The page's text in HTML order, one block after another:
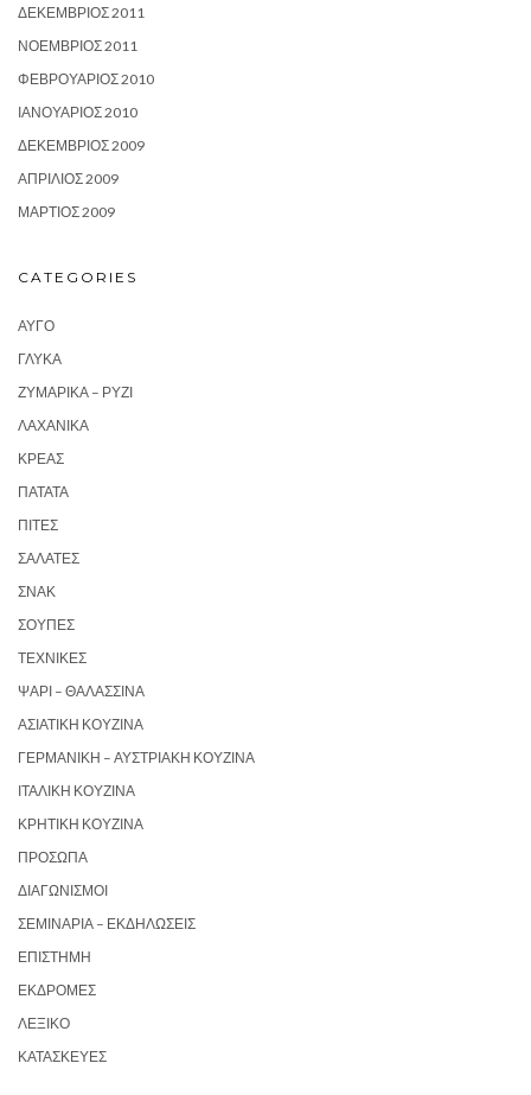
ΔΕΚΈΜΒΡΙΟΣ 2011
ΝΟΈΜΒΡΙΟΣ 2011
ΦΕΒΡΟΥΆΡΙΟΣ 2010
ΙΑΝΟΥΆΡΙΟΣ 2010
ΔΕΚΈΜΒΡΙΟΣ 2009
ΑΠΡΊΛΙΟΣ 2009
ΜΆΡΤΙΟΣ 2009
CATEGORIES
ΑΥΓΌ
ΓΛΥΚΆ
ΖΥΜΑΡΙΚΆ – ΡΎΖΙ
ΛΑΧΑΝΙΚΆ
ΚΡΈΑΣ
ΠΑΤΆΤΑ
ΠΊΤΕΣ
ΣΑΛΆΤΕΣ
ΣΝΑΚ
ΣΟΎΠΕΣ
ΤΕΧΝΙΚΈΣ
ΨΆΡΙ – ΘΑΛΑΣΣΙΝΆ
ΑΣΙΑΤΙΚΉ ΚΟΥΖΊΝΑ
ΓΕΡΜΑΝΙΚΉ – ΑΥΣΤΡΙΑΚΉ ΚΟΥΖΊΝΑ
ΙΤΑΛΙΚΉ ΚΟΥΖΊΝΑ
ΚΡΗΤΙΚΉ ΚΟΥΖΊΝΑ
ΠΡΌΣΩΠΑ
ΔΙΑΓΩΝΙΣΜΟΊ
ΣΕΜΙΝΆΡΙΑ – ΕΚΔΗΛΏΣΕΙΣ
ΕΠΙΣΤΉΜΗ
ΕΚΔΡΟΜΈΣ
ΛΕΞΙΚΌ
ΚΑΤΑΣΚΕΥΈΣ